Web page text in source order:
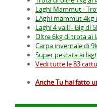
Laghi Mammut -
LAghi mammut 4kg
Laghi 4 valli - Big di
Oltre 6kg di trota ai
Carpa invernale di
Super pescata ai
Vedi tutte le 83
Anche Tu hai fatto